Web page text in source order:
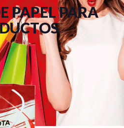
PAPEL PARA